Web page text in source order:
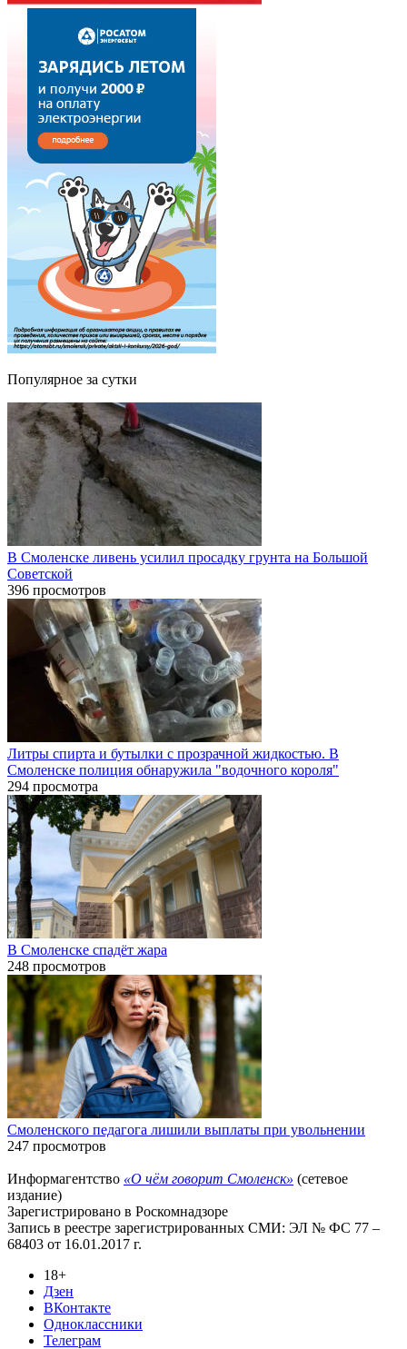
Популярное за сутки
В Смоленске ливень усилил просадку грунта на Большой
Советской
396 просмотров
Литры спирта и бутылки с прозрачной жидкостью. В
Смоленске полиция обнаружила "водочного короля"
294 просмотра
В Смоленске спадёт жара
248 просмотров
Смоленского педагога лишили выплаты при увольнении
247 просмотров
Информагентство «О чём говорит Смоленск» (сетевое
издание)
Зарегистрировано в Роскомнадзоре
Запись в реестре зарегистрированных СМИ: ЭЛ № ФС 77 –
68403 от 16.01.2017 г.
18+
Дзен
ВКонтакте
Одноклассники
Телеграм